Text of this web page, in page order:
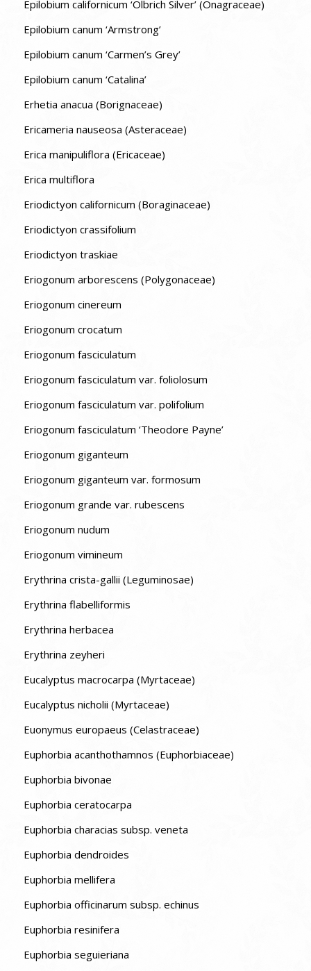
Epilobium californicum ‘Olbrich Silver’ (Onagraceae)
Epilobium canum ‘Armstrong’
Epilobium canum ‘Carmen’s Grey’
Epilobium canum ‘Catalina’
Erhetia anacua (Borignaceae)
Ericameria nauseosa (Asteraceae)
Erica manipuliflora (Ericaceae)
Erica multiflora
Eriodictyon californicum (Boraginaceae)
Eriodictyon crassifolium
Eriodictyon traskiae
Eriogonum arborescens (Polygonaceae)
Eriogonum cinereum
Eriogonum crocatum
Eriogonum fasciculatum
Eriogonum fasciculatum var. foliolosum
Eriogonum fasciculatum var. polifolium
Eriogonum fasciculatum ‘Theodore Payne’
Eriogonum giganteum
Eriogonum giganteum var. formosum
Eriogonum grande var. rubescens
Eriogonum nudum
Eriogonum vimineum
Erythrina crista-gallii (Leguminosae)
Erythrina flabelliformis
Erythrina herbacea
Erythrina zeyheri
Eucalyptus macrocarpa (Myrtaceae)
Eucalyptus nicholii (Myrtaceae)
Euonymus europaeus (Celastraceae)
Euphorbia acanthothamnos (Euphorbiaceae)
Euphorbia bivonae
Euphorbia ceratocarpa
Euphorbia characias subsp. veneta
Euphorbia dendroides
Euphorbia mellifera
Euphorbia officinarum subsp. echinus
Euphorbia resinifera
Euphorbia seguieriana